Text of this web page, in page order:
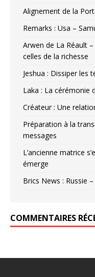
Alignement de la
Remarks : Usa –
Arwen de La Réault
celles de la richesse
Jeshua : Dissiper les
Laka : La cérémonie
Créateur : Une
Préparation à la
messages
L’ancienne matrice
émerge
Brics News : Russie
COMMENTAIRES